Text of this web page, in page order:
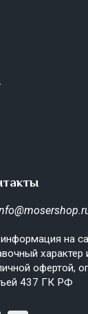
на
характер
офертой,
437 ГК РФ